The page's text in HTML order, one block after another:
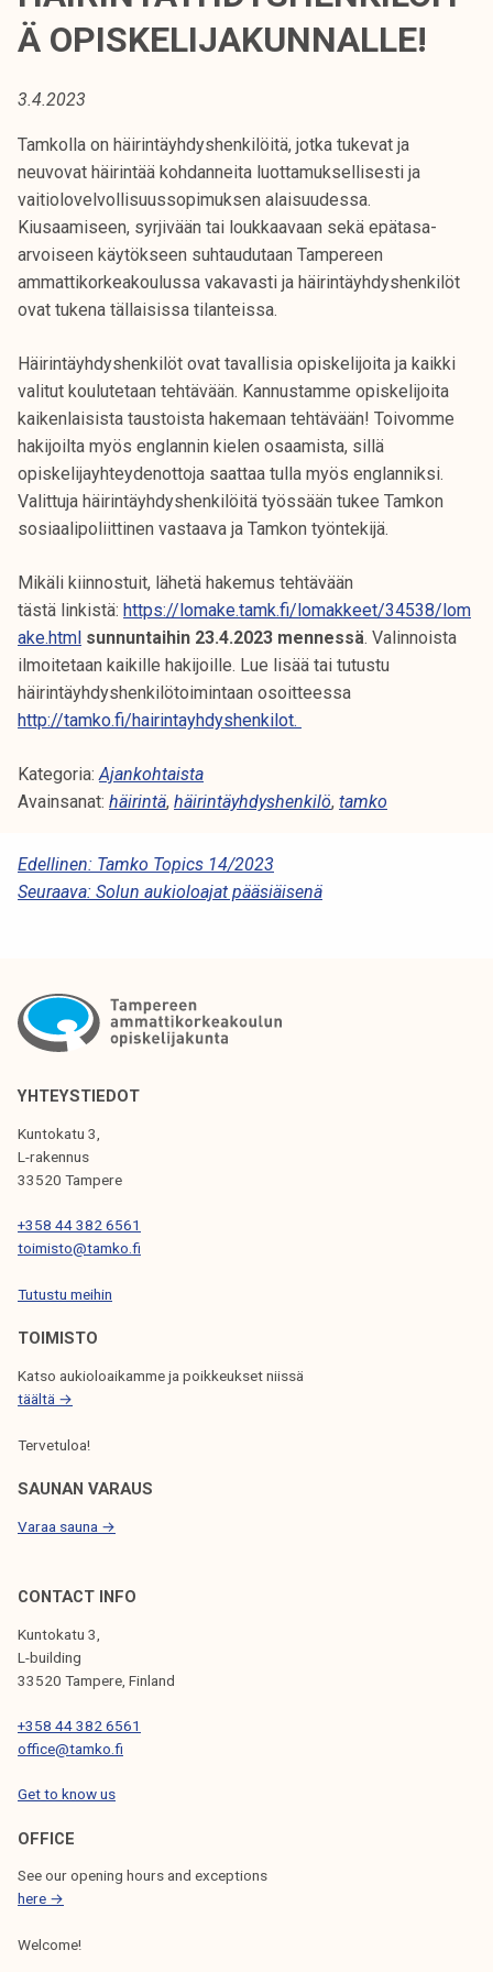
i
o
k
e
a
k
o
u
l
n
o
p
i
s
k
e
i
j
a
k
u
n
a
Ä OPISKELIJAKUNNALLE!
3.4.2023
Tamkolla on häirintäyhdyshenkilöitä, jotka tukevat ja
neuvovat häirintää kohdanneita luottamuksellisesti ja
vaitiolovelvollisuussopimuksen alaisuudessa.
Kiusaamiseen, syrjivään tai loukkaavaan sekä epätasa-
arvoiseen käytökseen suhtaudutaan Tampereen
ammattikorkeakoulussa vakavasti ja häirintäyhdyshenkilöt
ovat tukena tällaisissa tilanteissa.
Häirintäyhdyshenkilöt ovat tavallisia opiskelijoita ja kaikki
valitut koulutetaan tehtävään. Kannustamme opiskelijoita
kaikenlaisista taustoista hakemaan tehtävään! Toivomme
hakijoilta myös englannin kielen osaamista, sillä
opiskelijayhteydenottoja saattaa tulla myös englanniksi.
Valittuja häirintäyhdyshenkilöitä työssään tukee Tamkon
sosiaalipoliittinen vastaava ja Tamkon työntekijä.
Mikäli kiinnostuit, lähetä hakemus tehtävään
tästä linkistä: https://lomake.tamk.fi/lomakkeet/34538/lom
ake.html sunnuntaihin 23.4.2023 mennessä. Valinnoista
ilmoitetaan kaikille hakijoille. Lue lisää tai tutustu
häirintäyhdyshenkilötoimintaan osoitteessa
http://tamko.fi/hairintayhdyshenkilot.
Kategoria:Ajankohtaista
Avainsanat: häirintä, häirintäyhdyshenkilö, tamko
A
R
K
K
E
L
I
E
N
S
E
L
A
U
S
Edellinen: Tamko Topics 14/2023
Seuraava: Solun aukioloajat pääsiäisenä
YHTEYSTIEDOT
Kuntokatu 3,
L-rakennus
33520 Tampere
+358 44 382 6561
toimisto@tamko.fi
Tutustu meihin
TOIMISTO
Katso aukioloaikamme ja poikkeukset niissä
täältä →
Tervetuloa!
SAUNAN VARAUS
Varaa sauna →
CONTACT INFO
Kuntokatu 3,
L-building
33520 Tampere, Finland
+358 44 382 6561
office@tamko.fi
Get to know us
OFFICE
See our opening hours and exceptions
here →
Welcome!